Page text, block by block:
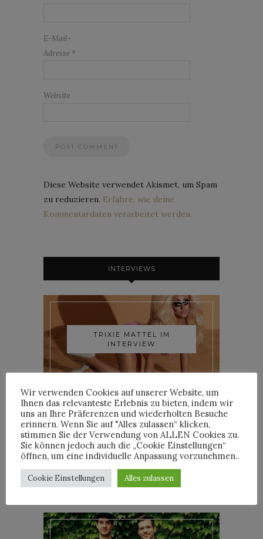
E-Mail-
Adresse *
Website
Diese Website verwendet Akismet, um Spam
zu reduzieren. Erfahre, wie deine
Kommentardaten verarbeitet werden.
INTERVIEWS
TRIXIE MATTEL IM
INTERVIEW
YOANN LEMOINE AKA
WOODKID IM INTERVIEW
Wir verwenden Cookies auf unserer Website, um
Ihnen das relevanteste Erlebnis zu bieten, indem wir
uns an Ihre Präferenzen und wiederholten Besuche
erinnern. Wenn Sie auf "Alles zulassen“ klicken,
stimmen Sie der Verwendung von ALLEN Cookies zu.
Sie können jedoch auch die „Cookie Einstellungen“
öffnen, um eine individuelle Anpassung vorzunehmen..
Cookie Einstellungen Alles zulassen